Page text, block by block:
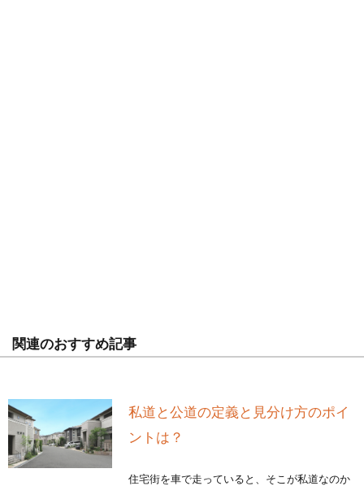
関連のおすすめ記事
私道と公道の定義と見分け方のポイ
ントは？
住宅街を車で走っていると、そこが私道なのか